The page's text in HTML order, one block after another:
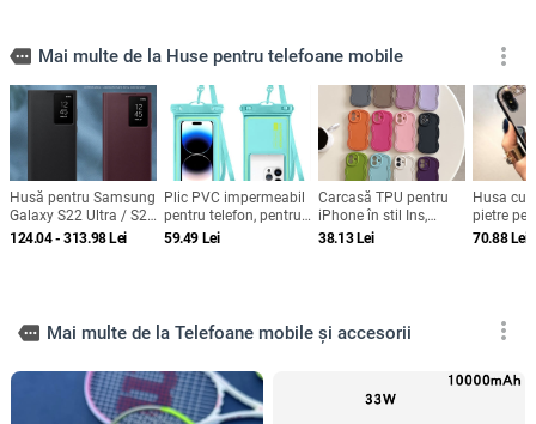
more Mai multe de la Huse pentru telefoane mobile
Husă pentru Samsung
Galaxy S22 Ultra / S22
Plus / S22 cu fereastră
124.04 - 313.98Lei
Plic PVC impermeabil
pentru telefon, pentru
înot și scufundări,
59.49 Lei
Carcasă TPU pentru
iPhone în stil Ins,
design minimalist de
mat
38.13Lei
Husa cu
pietre
si iPhone
70.88Lei
more_vert
more Mai multe de la Telefoane mobile și accesorii more_vert